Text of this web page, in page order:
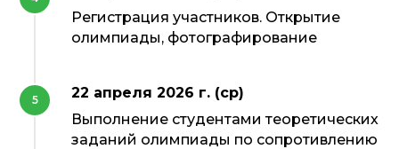
Регистрация участников. Открытие
олимпиады, фотографирование
22 апреля 2026 г. (ср)
Выполнение студентами теоретических
заданий олимпиады по сопротивлению